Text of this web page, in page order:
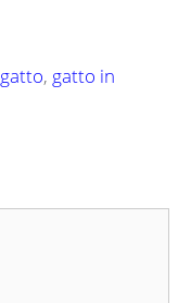
gatto, gatto in